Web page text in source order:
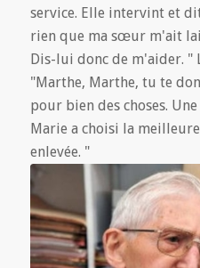
service. Elle intervint et
rien que ma sœur m'ait
Dis-lui donc de m'aider. "
"Marthe, Marthe, tu te
pour bien des choses.
Marie a choisi la
enlevée. "